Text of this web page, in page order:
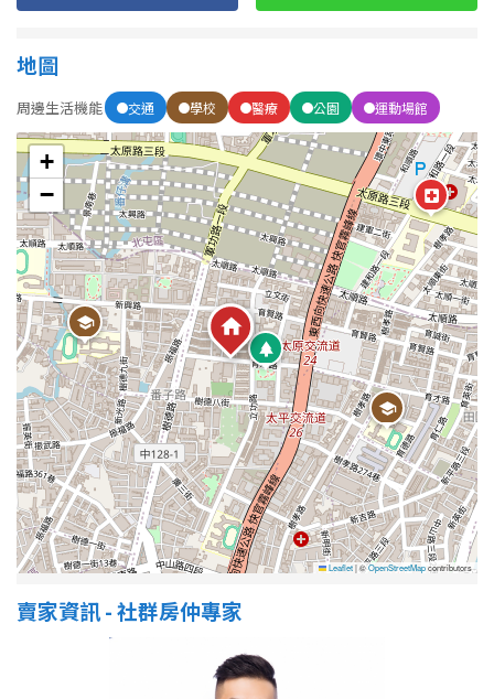
地圖
周邊生活機能 交通 學校 醫療 公園 運動場館
+
−
Leaflet|©OpenStreetMapcontributors
賣家資訊 - 社群房仲專家